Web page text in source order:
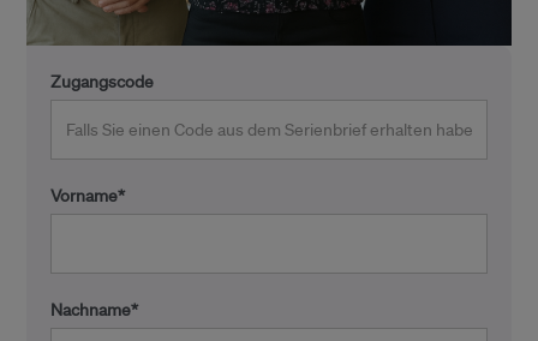
Zugangscode
Vorname*
Nachname*